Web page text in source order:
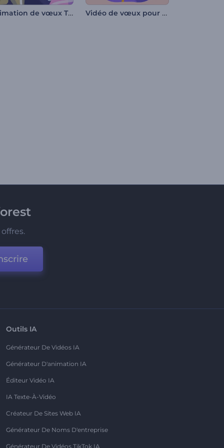
Animation de vœux Tanabata Vidéo de vœux pour Maha Shivratri
Outils IA
Générateur De Vidéos IA
Générateur D'animation IA
Éditeur Vidéo IA
IA Texte-À-Vidéo
Créateur De Sites Web IA
Générateur De Noms D'entreprise
Générateur De Vidéos TikTok IA